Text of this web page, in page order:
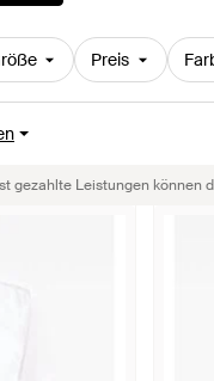
Preis
gezahlte Leistungen